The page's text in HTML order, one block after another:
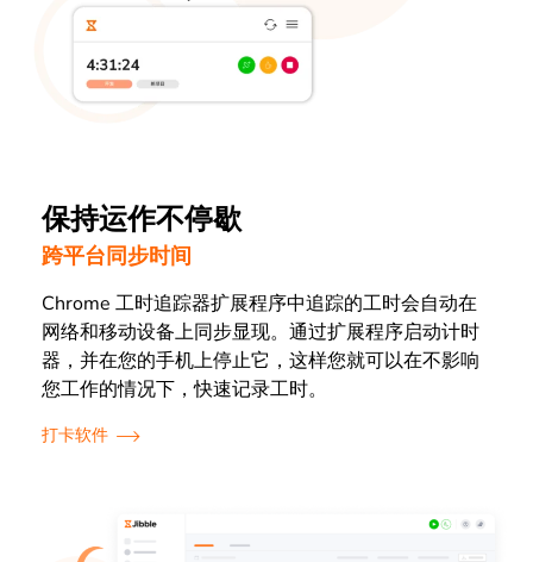
保持运作不停歇
跨平台同步时间
Chrome 工时追踪器扩展程序中追踪的工时会自动在
网络和移动设备上同步显现。通过扩展程序启动计时
器，并在您的手机上停止它，这样您就可以在不影响
您工作的情况下，快速记录工时。
打卡软件